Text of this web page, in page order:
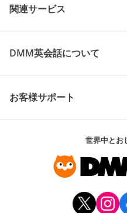
関連サービス
DMM英会話について
お客様サポート
世界中とお